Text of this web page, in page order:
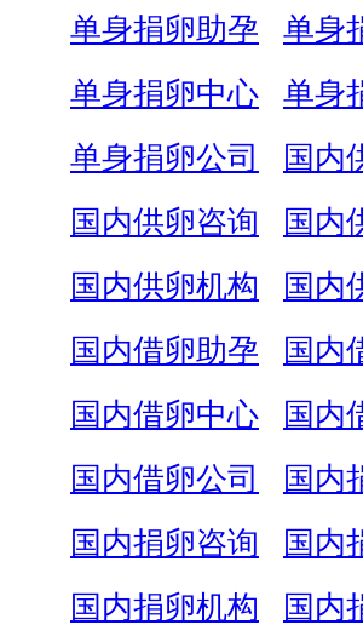
单身捐卵助孕
单身
单身捐卵中心
单身
单身捐卵公司
国内
国内供卵咨询
国内
国内供卵机构
国内
国内借卵助孕
国内
国内借卵中心
国内
国内借卵公司
国内
国内捐卵咨询
国内
国内捐卵机构
国内